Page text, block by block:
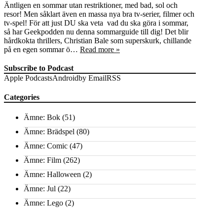
Äntligen en sommar utan restriktioner, med bad, sol och
resor! Men såklart även en massa nya bra tv-serier, filmer och
tv-spel! För att just DU ska veta vad du ska göra i sommar,
så har Geekpodden nu denna sommarguide till dig! Det blir
hårdkokta thrillers, Christian Bale som superskurk, chillande
på en egen sommar ö… Read more »
Subscribe to Podcast
Apple PodcastsAndroidby EmailRSS
Categories
Ämne: Bok (51)
Ämne: Brädspel (80)
Ämne: Comic (47)
Ämne: Film (262)
Ämne: Halloween (2)
Ämne: Jul (22)
Ämne: Lego (2)